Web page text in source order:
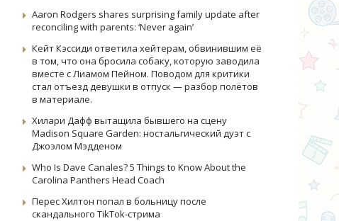
Aaron Rodgers shares surprising family update after
reconciling with parents: ‘Never again’
Кейт Кэссиди ответила хейтерам, обвинившим её
в том, что она бросила собаку, которую заводила
вместе с Лиамом Пейном. Поводом для критики
стал отъезд девушки в отпуск — разбор полётов
в материале.
Хилари Дафф вытащила бывшего на сцену
Madison Square Garden: ностальгический дуэт с
Джоэлом Мэдденом
Who Is Dave Canales? 5 Things to Know About the
Carolina Panthers Head Coach
Перес Хилтон попал в больницу после
скандального TikTok-стрима